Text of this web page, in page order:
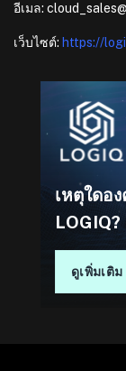
อีเมล:
เว็บไซต์: https://
เหตุใดอ
LOGIQ?
ดูเพิ่มเติม